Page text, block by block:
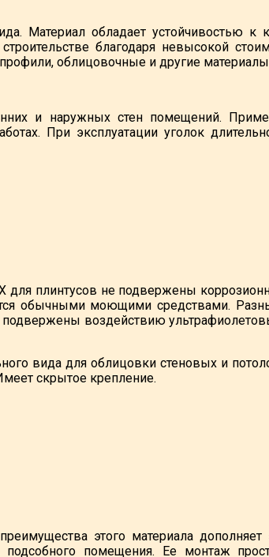
Материал обладает устойчивостью к
благодаря невысокой
облицовочные и другие
и наружных стен помещений.
При эксплуатации уголок
плинтусов не подвержены
обычными моющими средствами.
подвержены воздействию
вида для облицовки стеновых и
скрытое крепление.
этого материала
подсобного помещения. Ее монтаж